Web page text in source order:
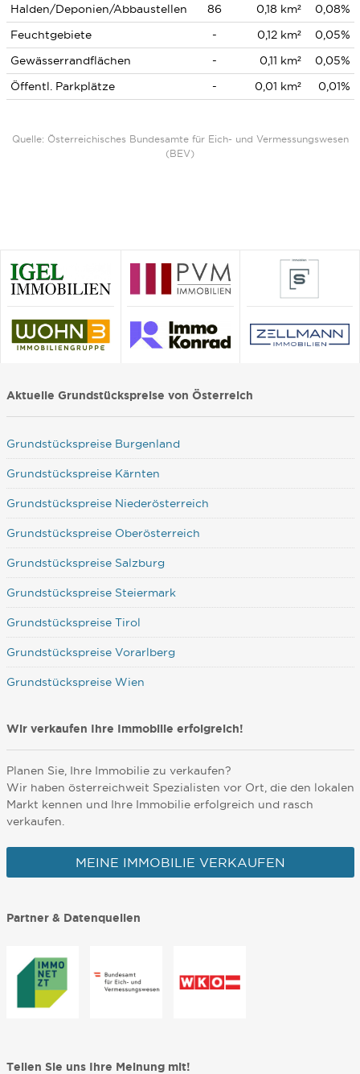
Halden/Deponien/Abbaustellen
86 0,18 km²
0,08%
Feuchtgebiete
- 0,12 km²
0,05%
Gewässerrandflächen
- 0,11 km²
0,05%
Öffentl. Parkplätze
- 0,01 km² 0,01%
Quelle: Österreichisches Bundesamte für Eich- und Vermessungswesen
(BEV)
Aktuelle Grundstückspreise von Österreich
Grundstückspreise Burgenland
Grundstückspreise Kärnten
Grundstückspreise Niederösterreich
Grundstückspreise Oberösterreich
Grundstückspreise Salzburg
Grundstückspreise Steiermark
Grundstückspreise Tirol
Grundstückspreise Vorarlberg
Grundstückspreise Wien
Wir verkaufen Ihre Immobilie erfolgreich!
Planen Sie, Ihre Immobilie zu verkaufen?
Wir haben österreichweit Spezialisten vor Ort, die den lokalen
Markt kennen und Ihre Immobilie erfolgreich und rasch
verkaufen.
MEINE IMMOBILIE VERKAUFEN
Partner & Datenquellen
Teilen Sie uns Ihre Meinung mit!